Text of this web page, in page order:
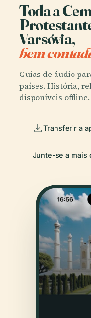
Toda a
Varsóvia,
bem
Guias de áudio
países. História,
disponíveis offline.
Transferir a
Junte-se a mais